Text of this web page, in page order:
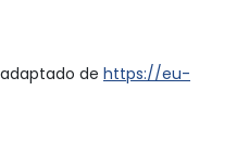
de https://eu-